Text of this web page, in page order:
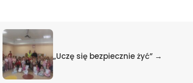
„Uczę się bezpiecznie żyć” →